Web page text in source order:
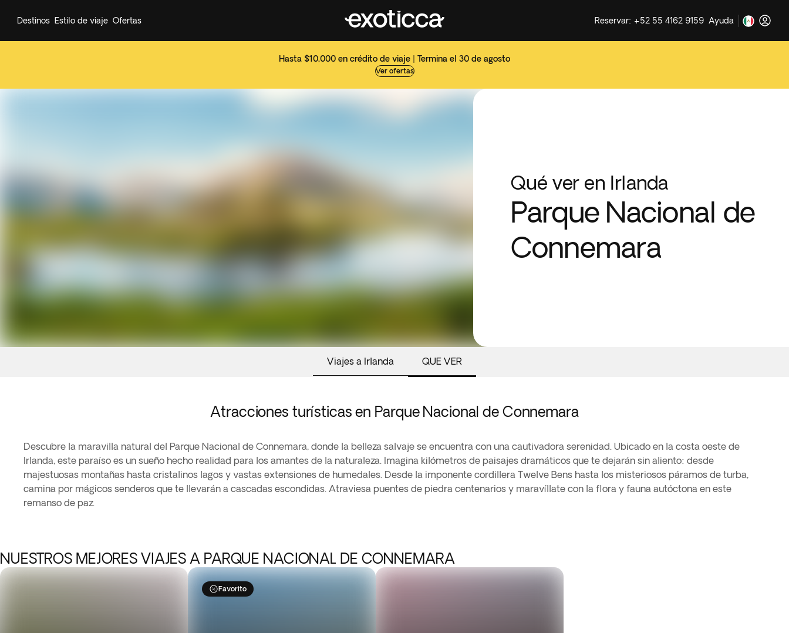
Hasta $10,000 en crédito de viaje | Termina el 30 de agosto
Ver ofertas
Destinos Estilo de viaje Ofertas Reservar: +52 55 4162 9159 Ayuda
Qué ver en Irlanda
Parque Nacional de
Connemara
Viajes a Irlanda QUE VER
Atracciones turísticas en Parque Nacional de Connemara
Descubre la maravilla natural del Parque Nacional de Connemara, donde la belleza salvaje se encuentra con una cautivadora serenidad. Ubicado en la costa oeste de
Irlanda, este paraíso es un sueño hecho realidad para los amantes de la naturaleza. Imagina kilómetros de paisajes dramáticos que te dejarán sin aliento: desde
majestuosas montañas hasta cristalinos lagos y vastas extensiones de humedales. Desde la imponente cordillera Twelve Bens hasta los misteriosos páramos de turba,
camina por mágicos senderos que te llevarán a cascadas escondidas. Atraviesa puentes de piedra centenarios y maravíllate con la flora y fauna autóctona en este
remanso de paz.
NUESTROS MEJORES VIAJES A PARQUE NACIONAL DE CONNEMARA
Favorito